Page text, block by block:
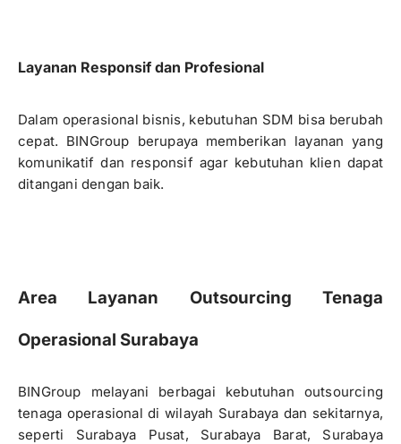
Layanan Responsif dan Profesional
Dalam operasional bisnis, kebutuhan SDM bisa berubah
cepat. BINGroup berupaya memberikan layanan yang
komunikatif dan responsif agar kebutuhan klien dapat
ditangani dengan baik.
Area Layanan Outsourcing Tenaga
Operasional Surabaya
BINGroup melayani berbagai kebutuhan outsourcing
tenaga operasional di wilayah Surabaya dan sekitarnya,
seperti Surabaya Pusat, Surabaya Barat, Surabaya